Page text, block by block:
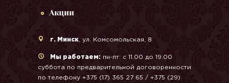
Акции
г. Минск, ул. Комсомольская, 8
Мы работаем: пн-пт: с 11.00 до 19.00
суббота по предварительной договоренности
по телефону +375 (17) 365 27 65 / +375 (29)